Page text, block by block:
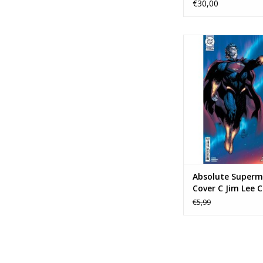
€30,00
Absolute Superman
Jim Lee Card
TOEVOEGEN AAN
Absolute
Cover C Jim Lee
Stock Variant
€5,99